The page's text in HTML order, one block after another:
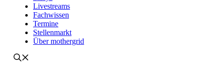
Livestreams
Fachwissen
Termine
Stellenmarkt
Über mothergrid